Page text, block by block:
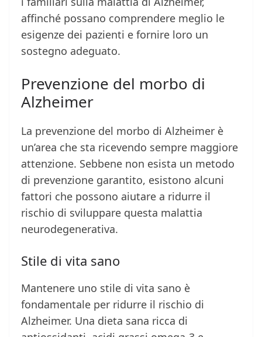
affinché possano comprendere meglio le
esigenze dei pazienti e fornire loro un
sostegno adeguato.
Prevenzione del morbo di
Alzheimer
La prevenzione del morbo di Alzheimer è
un’area che sta ricevendo sempre maggiore
attenzione. Sebbene non esista un metodo
di prevenzione garantito, esistono alcuni
fattori che possono aiutare a ridurre il
rischio di sviluppare questa malattia
neurodegenerativa.
Stile di vita sano
Mantenere uno stile di vita sano è
fondamentale per ridurre il rischio di
Alzheimer. Una dieta sana ricca di